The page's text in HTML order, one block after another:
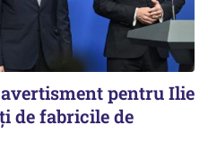
pentru Ilie
de fabricile de